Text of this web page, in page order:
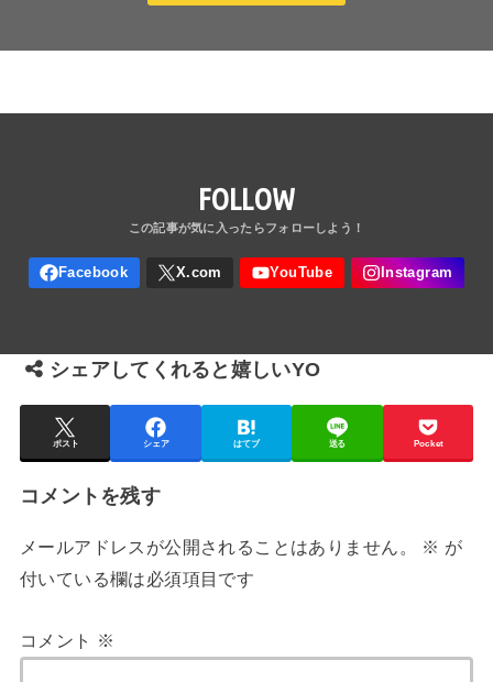
FOLLOW
シェアしてくれると嬉しいYO
ポスト シェア はてブ 送る Pocket
コメントを残す
メールアドレスが公開されることはありません。 ※ が
付いている欄は必須項目です
コメント ※